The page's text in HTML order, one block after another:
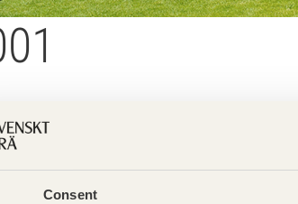
Consent